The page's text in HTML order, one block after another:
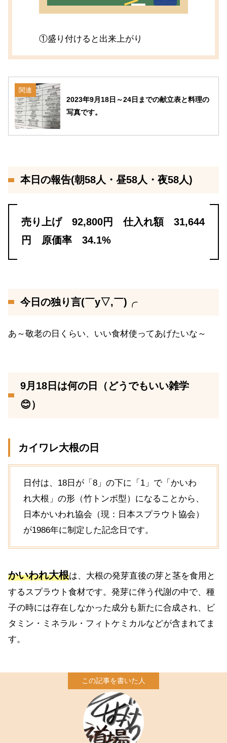
①盛り付けると出来上がり
関連
2023年9月18日～24日までの献立表と料理の
写真です。
本日の報告(朝58人・昼58人・夜58人)
売り上げ 92,800円 仕入れ額 31,644
円 原価率 34.1%
今日の独り言(￣y▽,￣)╭
あ～敬老の日くらい、いい食材使ってあげたいな～
9月18日は何の日（どうでもいい雑学
😊）
カイワレ大根の日
日付は、18日が「8」の下に「1」で「かいわ
れ大根」の形（竹トンボ型）になることから、
日本かいわれ協会（現：日本スプラウト協会）
が1986年に制定した記念日です。
かいわれ大根は、大根の発芽直後の芽と茎を食用と
するスプラウト食材です。発芽に伴う代謝の中で、種
子の時には存在しなかった成分も新たに合成され、ビ
タミン・ミネラル・フィトケミカルなどが含まれてま
す。